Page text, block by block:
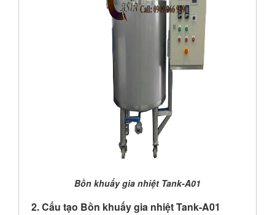
Bồn khuấy gia nhiệt Tank-A01
2. Cấu tạo Bồn khuấy gia nhiệt Tank-A01